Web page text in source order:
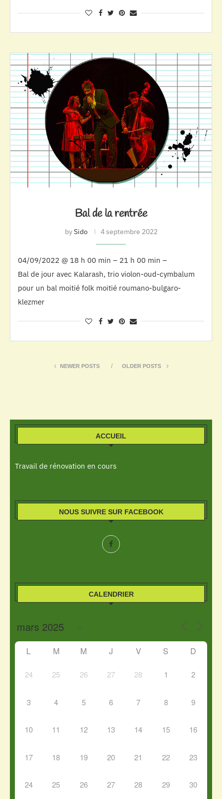
Bal de la rentrée
bySido 4 septembre 2022
04/09/2022 @ 18 h 00 min – 21 h 00 min –
Bal de jour avec Kalarash, trio violon-oud-cymbalum
pour un bal moitié folk moitié roumano-bulgaro-
klezmer
NEWER POSTS OLDER POSTS
ACCUEIL
Travail de rénovation en cours
NOUS SUIVRE SUR FACEBOOK
CALENDRIER
L M M J V S D
24 25 26 27 28 1 2
3 4 5 6 7 8 9
10 11 12 13 14 15 16
17 18 19 20 21 22 23
24 25 26 27 28 29 30